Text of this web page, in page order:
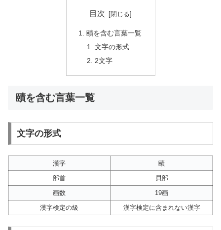
目次
賾を含む言葉一覧
文字の形式
2文字
賾を含む言葉一覧
文字の形式
漢字
賾
部首
貝部
画数
19画
漢字検定の級
漢字検定に含まれない漢字